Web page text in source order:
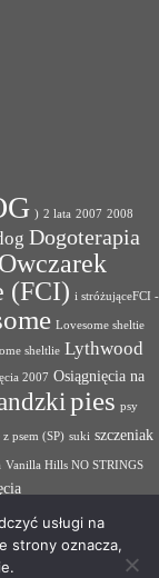
) 2 lata 2007 2008
Dogoterapia
(FCI) i stróżująceFCI -
Lovesome sheltie
sheltlie Lythwood
2007 Osiągnięcia na
pies psy
psem (SP) suki szczeniak
Vanilla Hills NO STRINGS
usługi na
strony oznacza,